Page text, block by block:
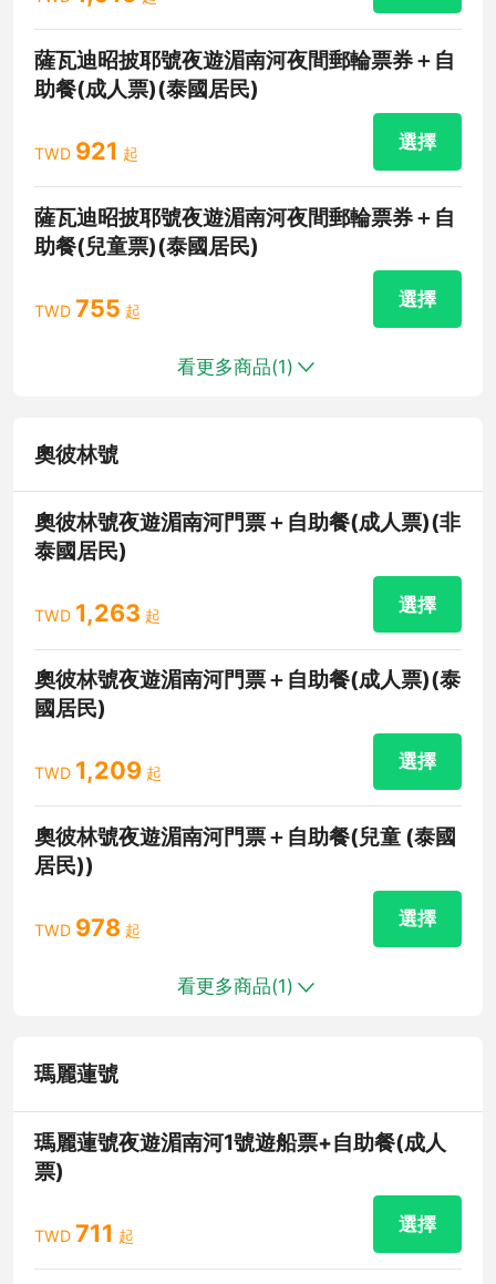
薩瓦迪昭披耶號夜遊湄南河夜間郵輪票券＋自
助餐(成人票)(泰國居民)
TWD 921 起
選擇
薩瓦迪昭披耶號夜遊湄南河夜間郵輪票券＋自
助餐(兒童票)(泰國居民)
TWD 755 起
選擇
看更多商品(1)
奧彼林號
奧彼林號夜遊湄南河門票＋自助餐(成人票)(非
泰國居民)
TWD 1,263 起
選擇
奧彼林號夜遊湄南河門票＋自助餐(成人票)(泰
國居民)
TWD 1,209 起
選擇
奧彼林號夜遊湄南河門票＋自助餐(兒童 (泰國
居民))
TWD 978 起
選擇
看更多商品(1)
瑪麗蓮號
瑪麗蓮號夜遊湄南河1號遊船票+自助餐(成人
票)
TWD 711 起
選擇